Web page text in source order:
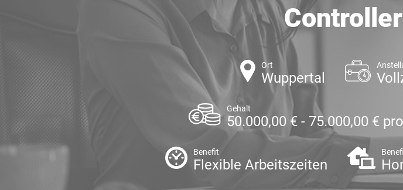
Ort
Wuppertal
Gehalt
50.000,00 € - 75.000,00 €
Benefit
Flexible Arbeitszeiten